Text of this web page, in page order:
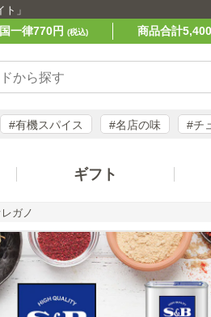
」
一律770円 (税込) 商品合計
#有機スパイス #名店の味 #チ
ギフト
ガノ